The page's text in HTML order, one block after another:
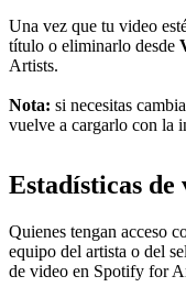
Una vez que tu video
título o eliminarlo desde
Artists.
Nota: si necesitas
vuelve a cargarlo con la
Estadísticas de
Quienes tengan acceso
equipo del artista o del
de video en Spotify for